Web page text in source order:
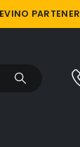
PARTENER